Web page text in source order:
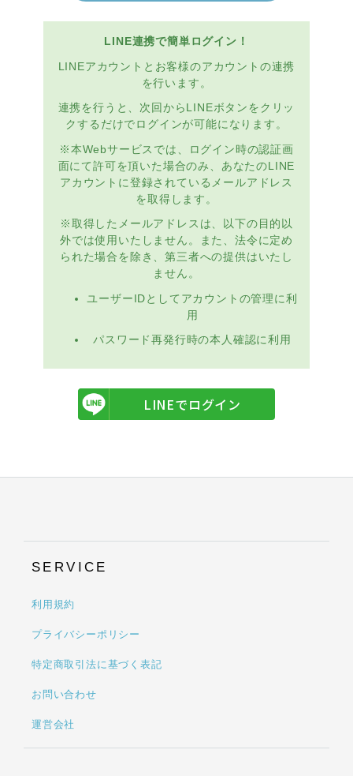
LINE連携で簡単ログイン！
LINEアカウントとお客様のアカウントの連携
を行います。
連携を行うと、次回からLINEボタンをクリッ
クするだけでログインが可能になります。
※本Webサービスでは、ログイン時の認証画
面にて許可を頂いた場合のみ、あなたのLINE
アカウントに登録されているメールアドレス
を取得します。
※取得したメールアドレスは、以下の目的以
外では使用いたしません。また、法令に定め
られた場合を除き、第三者への提供はいたし
ません。
ユーザーIDとしてアカウントの管理に利
用
パスワード再発行時の本人確認に利用
LINEでログイン
SERVICE
利用規約
プライバシーポリシー
特定商取引法に基づく表記
お問い合わせ
運営会社